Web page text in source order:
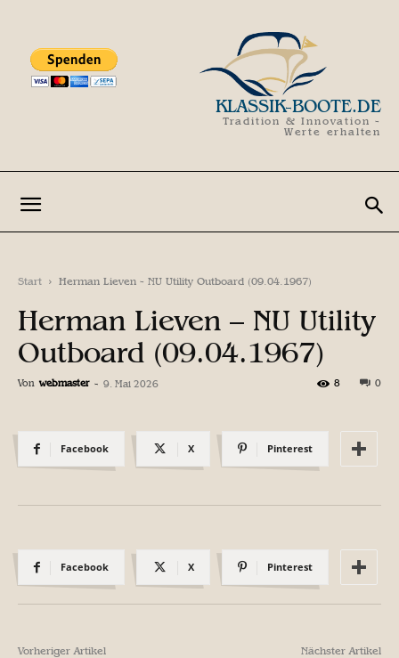
KLASSIK-BOOTE.DE
Tradition & Innovation -
Werte erhalten
Start Herman Lieven - NU Utility Outboard (09.04.1967)
Herman Lieven – NU Utility
Outboard (09.04.1967)
Von webmaster - 9. Mai 2026 0
8
Facebook X Pinterest
Facebook X Pinterest
Vorheriger Artikel Nächster Artikel